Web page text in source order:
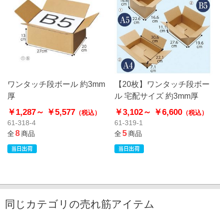
ワンタッチ段ボール 約3mm
厚
￥1,287～ ￥5,577 （税込）
61-318-4
全8商品
【20枚】ワンタッチ段ボー
ル 宅配サイズ 約3mm厚
￥3,102～ ￥6,600（税込）
61-319-1
全5商品
同じカテゴリの売れ筋アイテム